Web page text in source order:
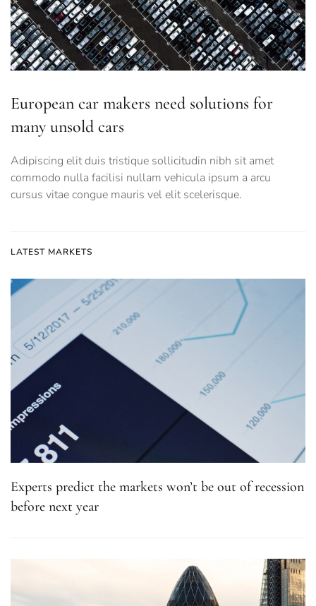
European car makers need solutions for
many unsold cars
Adipiscing elit duis tristique sollicitudin nibh sit amet
commodo nulla facilisi nullam vehicula ipsum a arcu
cursus vitae congue mauris vel elit scelerisque.
LATEST MARKETS
Experts predict the markets won’t be out of recession
before next year